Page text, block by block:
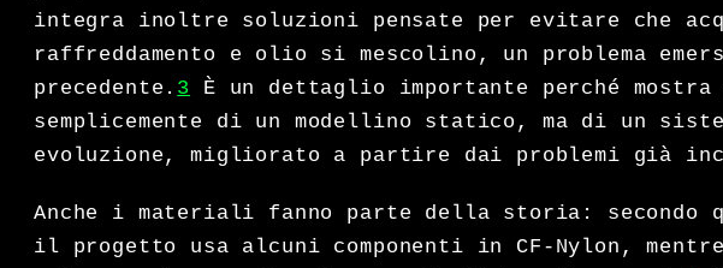
integra inoltre soluzioni pensate per evitare che
raffreddamento e olio si mescolino, un problema
precedente. 3
È un dettaglio importante perché
semplicemente di un modellino statico, ma di un
evoluzione, migliorato a partire dai problemi già
Anche i materiali fanno parte della storia: secondo
il progetto usa alcuni componenti in CF-Nylon,